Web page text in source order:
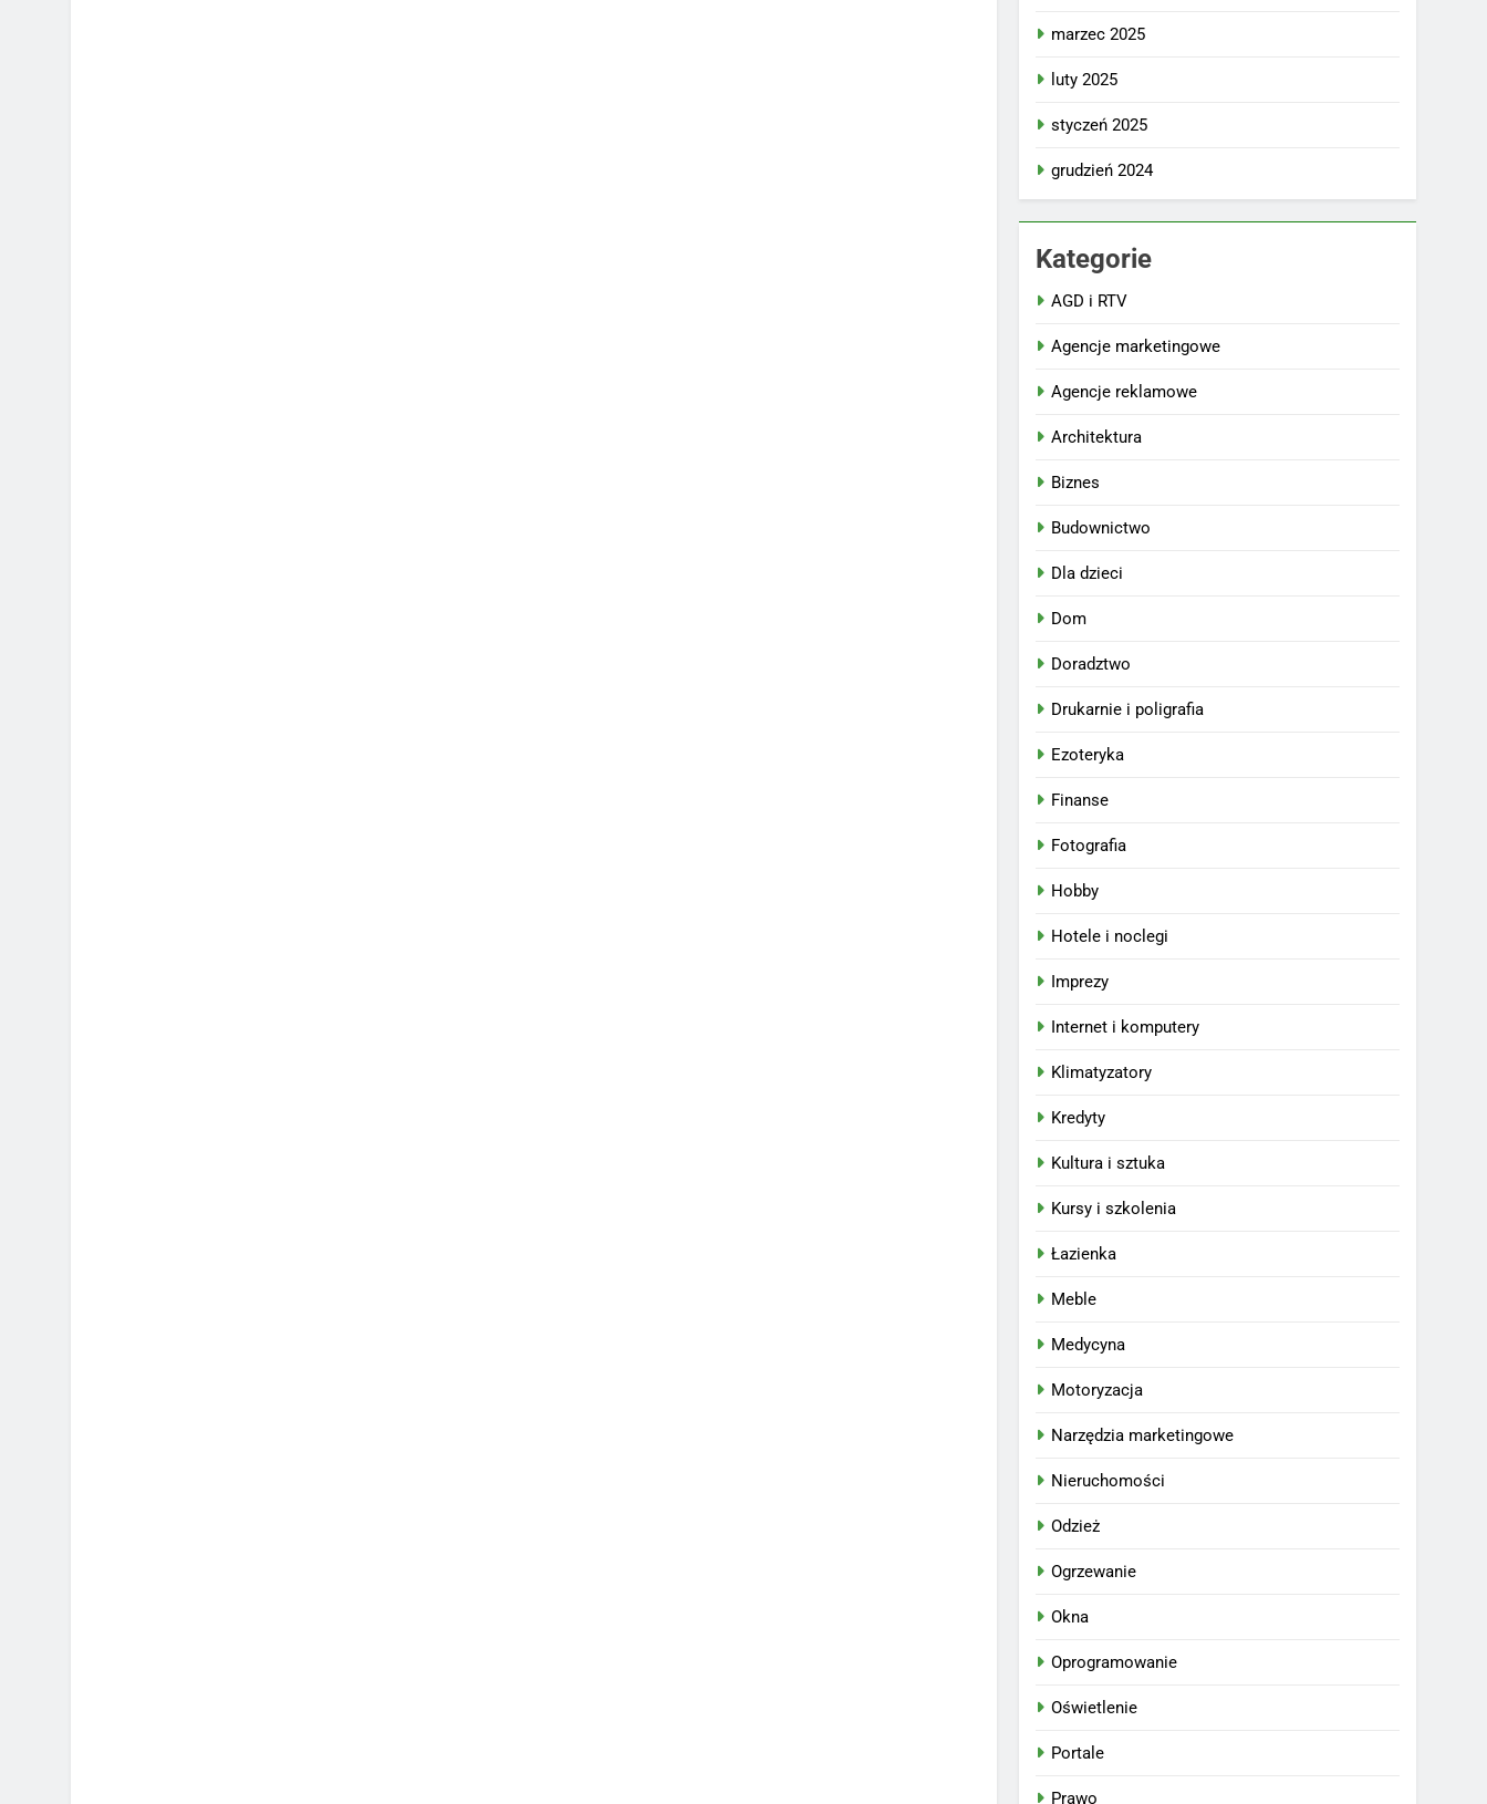
marzec 2025
luty 2025
styczeń 2025
grudzień 2024
Kategorie
AGD i RTV
Agencje marketingowe
Agencje reklamowe
Architektura
Biznes
Budownictwo
Dla dzieci
Dom
Doradztwo
Drukarnie i poligrafia
Ezoteryka
Finanse
Fotografia
Hobby
Hotele i noclegi
Imprezy
Internet i komputery
Klimatyzatory
Kredyty
Kultura i sztuka
Kursy i szkolenia
Łazienka
Meble
Medycyna
Motoryzacja
Narzędzia marketingowe
Nieruchomości
Odzież
Ogrzewanie
Okna
Oprogramowanie
Oświetlenie
Portale
Prawo